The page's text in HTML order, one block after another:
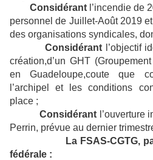
Considérantl’incendie de
personnel de Juillet-Août 2019
des organisations syndicales,
Considérant
l’objectif
création,d’un GHT
en Guadeloupe,coute que
l’archipel et les conditions
place ;
Considérantl’ouverture
Perrin, prévue au dernier
La FSAS-CGTG,
fédérale :